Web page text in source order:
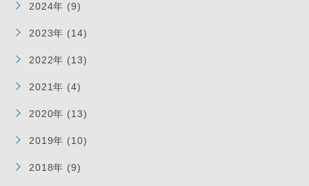
2024年 (9)
2023年 (14)
2022年 (13)
2021年 (4)
2020年 (13)
2019年 (10)
2018年 (9)